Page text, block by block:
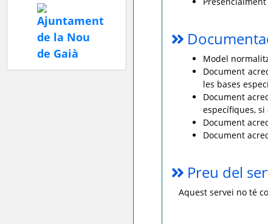
Model
Document
les bases
Document
específiques, si
Document
Document
Preu del
Aquest servei no té